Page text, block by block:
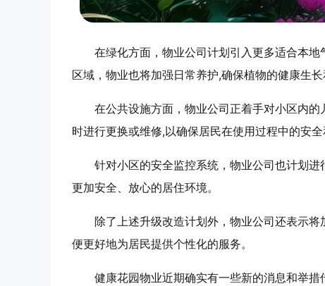
在绿化方面，物业公司计划引入更多适合本
区域，物业也将加强日常养护,确保植物的健康生长
在公共设施方面，物业公司正着手对小区内
时进行更换或维修,以确保居民在使用过程中的安全
针对小区的安全监控系统，物业公司也计划
更加安全、放心的居住环境。
除了上述升级改造计划外，物业公司还表示
便更好地为居民提供个性化的服务。
健康花园物业近期确实有一些新的消息和举